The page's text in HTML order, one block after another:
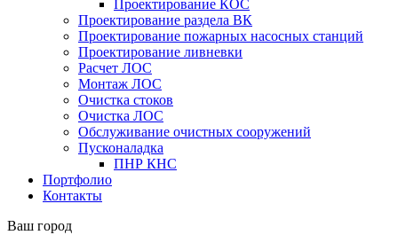
Проектирование КОС
Проектирование раздела ВК
Проектирование пожарных насосных станций
Проектирование ливневки
Расчет ЛОС
Монтаж ЛОС
Очистка стоков
Очистка ЛОС
Обслуживание очистных сооружений
Пусконаладка
ПНР КНС
Портфолио
Контакты
Ваш город